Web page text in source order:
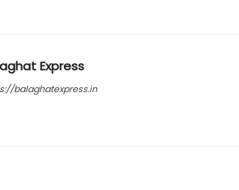
Express
balaghatexpress.in